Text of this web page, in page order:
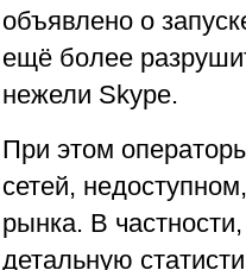
объявлено о
ещё более
нежели Skype.
При этом
сетей,
рынка. В
детальную